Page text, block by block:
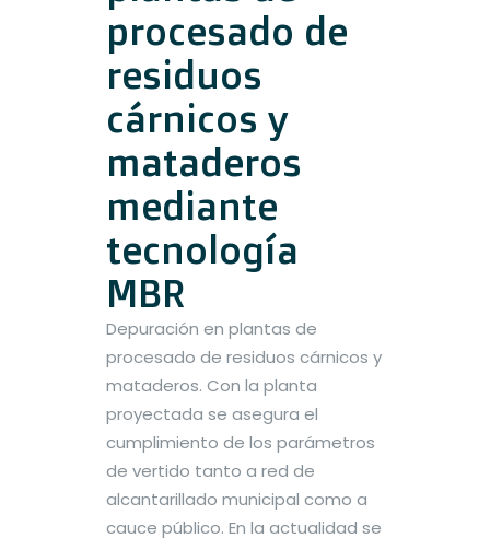
procesado de
residuos
cárnicos y
mataderos
mediante
tecnología
MBR
Depuración en plantas de
procesado de residuos cárnicos y
mataderos. Con la planta
proyectada se asegura el
cumplimiento de los parámetros
de vertido tanto a red de
alcantarillado municipal como a
cauce público. En la actualidad se